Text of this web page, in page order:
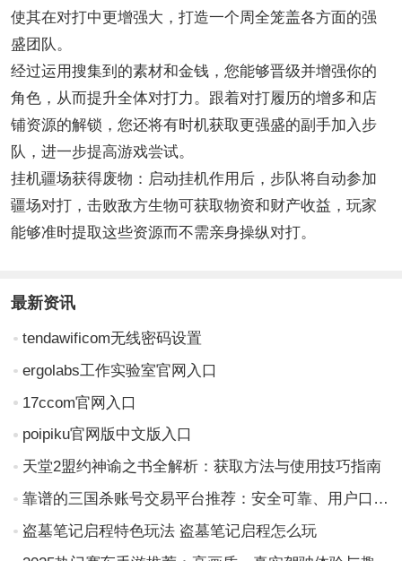
使其在对打中更增强大，打造一个周全笼盖各方面的强
盛团队。
经过运用搜集到的素材和金钱，您能够晋级并增强你的
角色，从而提升全体对打力。跟着对打履历的增多和店
铺资源的解锁，您还将有时机获取更强盛的副手加入步
队，进一步提高游戏尝试。
挂机疆场获得废物：启动挂机作用后，步队将自动参加
疆场对打，击败敌方生物可获取物资和财产收益，玩家
能够准时提取这些资源而不需亲身操纵对打。
最新资讯
tendawificom无线密码设置
ergolabs工作实验室官网入口
17ccom官网入口
poipiku官网版中文版入口
天堂2盟约神谕之书全解析：获取方法与使用技巧指南
靠谱的三国杀账号交易平台推荐：安全可靠、用户口碑好的交易网站分享
盗墓笔记启程特色玩法 盗墓笔记启程怎么玩